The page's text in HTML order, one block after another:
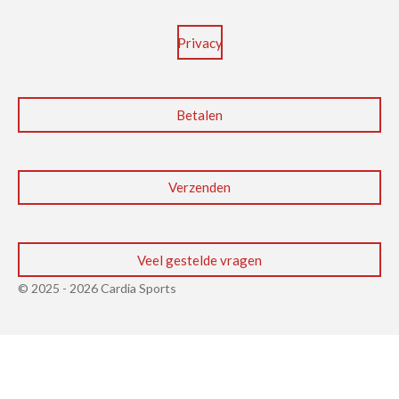
Privacy
Betalen
Verzenden
Veel gestelde vragen
© 2025 - 2026 Cardia Sports